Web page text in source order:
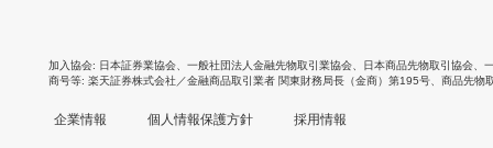
加入協会 日本証券業協会 一般社団法人金融先物取引業協会 日本商品先物取引協会
商号等 楽天証券株式会社／金融商品取引業者 関東財務局長（金商）第195号、商品先物
企業情報 個人情報保護方針 採用情報